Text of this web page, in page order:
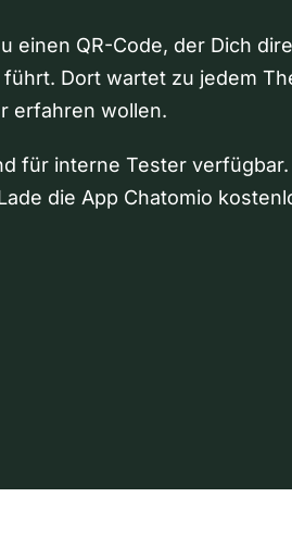
einen QR-Code, der Dich
Dort wartet zu jedem
erfahren wollen.
für interne Tester
die App Chatomio